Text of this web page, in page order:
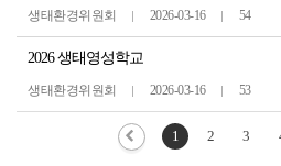
생태환경위원회 2026-03-16 54
2026 생태영성학교
생태환경위원회 2026-03-16 53
1 2 3